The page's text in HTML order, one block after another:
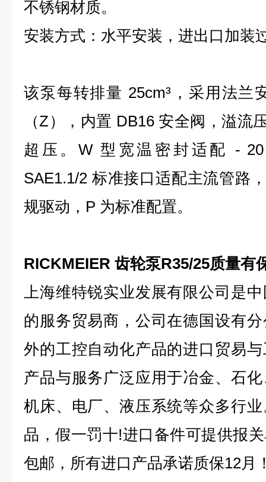
不锈钢材质。
安装方式：水平安装，进出口加装
该泵每转排量 25cm³，采用法兰
（Z），内置 DB16 安全阀，溢流
超压。W 型宽温密封适配 -
SAE1.1/2 标准接口适配主流管路
规驱动，P 为标准配置。
RICKMEIER 齿轮泵R35/25质量有
上海维特锐实业发展有限公司是
的服务贸易商，公司在德国设有
外的工控自动化产品的进口贸易
产品与服务广泛应用于冶金、石
机床、电厂、液压系统等众多行
品，假一罚十!进口备件可提供报
包邮，所有进口产品承诺质保12月